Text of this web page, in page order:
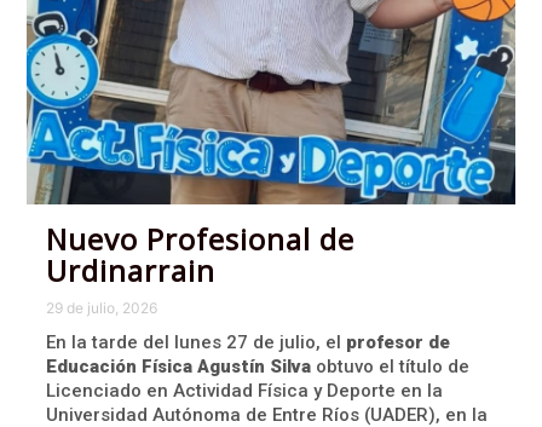
Nuevo Profesional de
Urdinarrain
29 de julio, 2026
En la tarde del lunes 27 de julio, el profesor de
Educación Física Agustín Silva obtuvo el título de
Licenciado en Actividad Física y Deporte en la
Universidad Autónoma de Entre Ríos (UADER), en la